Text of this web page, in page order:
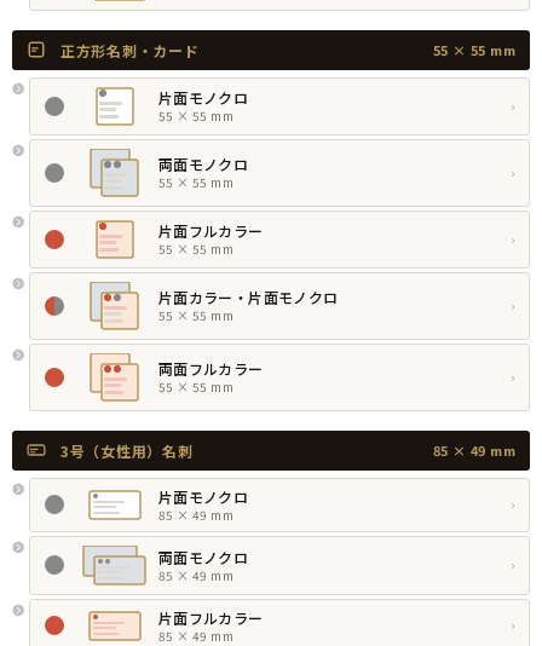
正方形名刺・カード 55 × 55 mm
片面モノクロ
55 × 55 mm
›
両面モノクロ
55 × 55 mm
›
片面フルカラー
55 × 55 mm
›
片面カラー・片面モノクロ
55 × 55 mm
›
両面フルカラー
55 × 55 mm
›
3号（女性用）名刺 85 × 49 mm
片面モノクロ
85 × 49 mm
›
両面モノクロ
85 × 49 mm
›
片面フルカラー
85 × 49 mm
›